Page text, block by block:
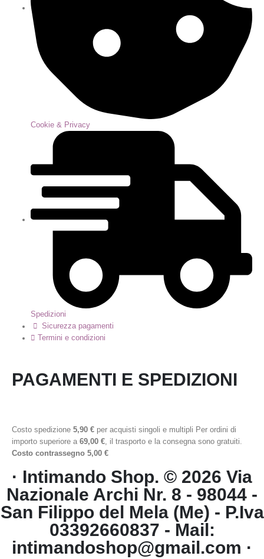
Cookie & Privacy
Spedizioni
Sicurezza pagamenti
Termini e condizioni
PAGAMENTI E SPEDIZIONI
Costo spedizione 5,90 € per acquisti singoli e multipli Per ordini di
importo superiore a 69,00 € , il trasporto e la consegna sono gratuiti.
Costo contrassegno 5,00 €
· Intimando Shop. © 2026 Via
Nazionale Archi Nr. 8 - 98044 -
San Filippo del Mela (Me) - P.Iva
03392660837 - Mail:
intimandoshop@gmail.com ·